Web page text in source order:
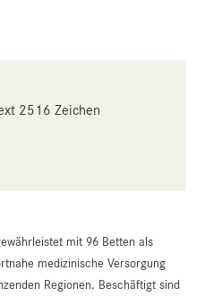
2516 Zeichen
mit 96 Betten als
medizinische Versorgung
Regionen. Beschäftigt sind